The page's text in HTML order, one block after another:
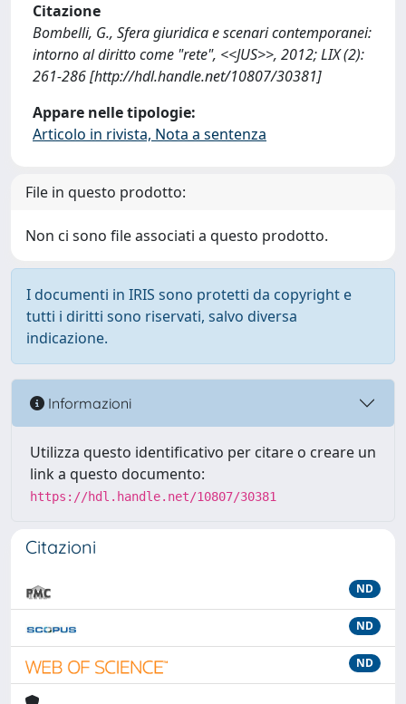
Citazione
Bombelli, G., Sfera giuridica e scenari contemporanei:
intorno al diritto come "rete", <<JUS>>, 2012; LIX (2):
261-286 [http://hdl.handle.net/10807/30381]
Appare nelle tipologie:
Articolo in rivista, Nota a sentenza
File in questo prodotto:
Non ci sono file associati a questo prodotto.
I documenti in IRIS sono protetti da copyright e
tutti i diritti sono riservati, salvo diversa
indicazione.
Informazioni
Utilizza questo identificativo per citare o creare un
link a questo documento:
https://hdl.handle.net/10807/30381
Citazioni
ND
ND
ND